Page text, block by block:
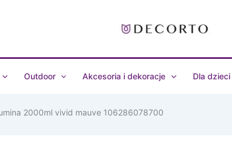
Outdoor Akcesoria i dekoracje Dla dzieci
2000ml vivid mauve 106286078700